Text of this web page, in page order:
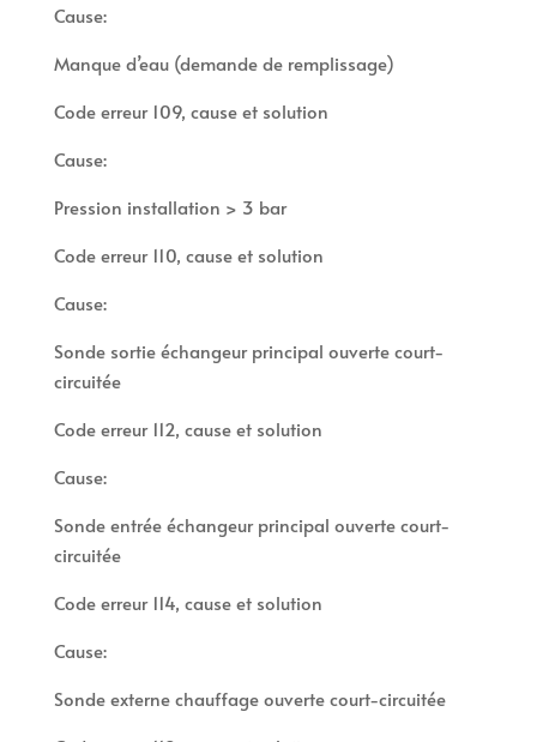
Cause:
Manque d’eau (demande de remplissage)
Code erreur 109, cause et solution
Cause:
Pression installation > 3 bar
Code erreur 110, cause et solution
Cause:
Sonde sortie échangeur principal ouverte court-
circuitée
Code erreur 112, cause et solution
Cause:
Sonde entrée échangeur principal ouverte court-
circuitée
Code erreur 114, cause et solution
Cause:
Sonde externe chauffage ouverte court-circuitée